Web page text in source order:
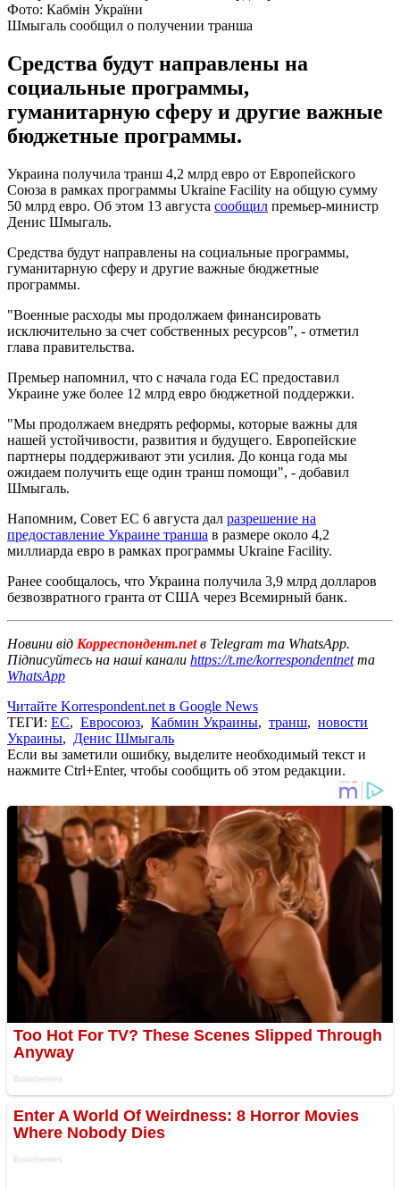
Фото: Кабмін України
Шмыгаль сообщил о получении транша
Средства будут направлены на
социальные программы,
гуманитарную сферу и другие важные
бюджетные программы.
Украина получила транш 4,2 млрд евро от Европейского
Союза в рамках программы Ukraine Facility на общую сумму
50 млрд евро. Об этом 13 августа сообщил премьер-министр
Денис Шмыгаль.
Средства будут направлены на социальные программы,
гуманитарную сферу и другие важные бюджетные
программы.
"Военные расходы мы продолжаем финансировать
исключительно за счет собственных ресурсов", - отметил
глава правительства.
Премьер напомнил, что с начала года ЕС предоставил
Украине уже более 12 млрд евро бюджетной поддержки.
"Мы продолжаем внедрять реформы, которые важны для
нашей устойчивости, развития и будущего. Европейские
партнеры поддерживают эти усилия. До конца года мы
ожидаем получить еще один транш помощи", - добавил
Шмыгаль.
Напомним, Совет ЕС 6 августа дал разрешение на
предоставление Украине транша в размере около 4,2
миллиарда евро в рамках программы Ukraine Facility.
Ранее сообщалось, что Украина получила 3,9 млрд долларов
безвозвратного гранта от США через Всемирный банк.
Новини від Корреспондент.netв Telegram та WhatsApp.
Підписуйтесь на наші канали https://t.me/korrespondentnetта
WhatsApp
Читайте Korrespondent.net в Google News
ТЕГИ: ЕС, Евросоюз, Кабмин Украины, транш, новости
Украины, Денис Шмыгаль
Если вы заметили ошибку, выделите необходимый текст и
нажмите Ctrl+Enter, чтобы сообщить об этом редакции.